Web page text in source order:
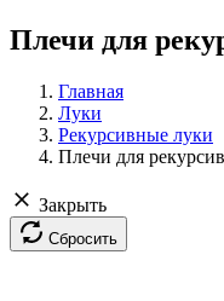
Плечи для
Главная
Луки
Рекурсивные луки
Плечи для
Закрыть
Сбросить